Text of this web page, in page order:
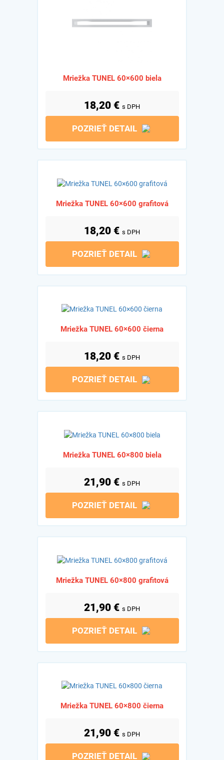
Mriežka TUNEL 60×600 biela
18,20 € s DPH
POZRIEŤ DETAIL
Mriežka TUNEL 60×600 grafitová
18,20 € s DPH
POZRIEŤ DETAIL
Mriežka TUNEL 60×600 čierna
18,20 € s DPH
POZRIEŤ DETAIL
Mriežka TUNEL 60×800 biela
21,90 € s DPH
POZRIEŤ DETAIL
Mriežka TUNEL 60×800 grafitová
21,90 € s DPH
POZRIEŤ DETAIL
Mriežka TUNEL 60×800 čierna
21,90 € s DPH
POZRIEŤ DETAIL